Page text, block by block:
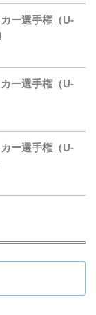
ー選手権（U-
ー選手権（U-
ー選手権（U-